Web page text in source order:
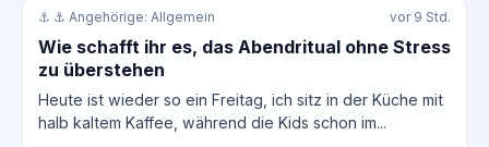
⚓ ⚓ Angehörige: Allgemein vor 9 Std.
Wie schafft ihr es, das Abendritual ohne Stress
zu überstehen
Heute ist wieder so ein Freitag, ich sitz in der Küche mit
halb kaltem Kaffee, während die Kids schon im...